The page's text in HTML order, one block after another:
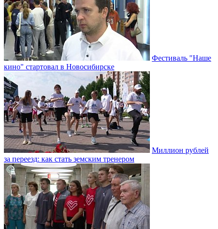
Фестиваль "Наше
кино" стартовал в Новосибирске
Миллион рублей
за переезд: как стать земским тренером